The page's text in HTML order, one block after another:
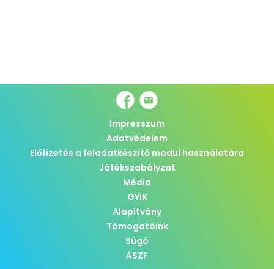
Impresszum
Adatvédelem
Előfizetés a feladatkészítő modul használatára
Játékszabályzat
Média
GYIK
Alapítvány
Támogatóink
Súgó
ÁSZF